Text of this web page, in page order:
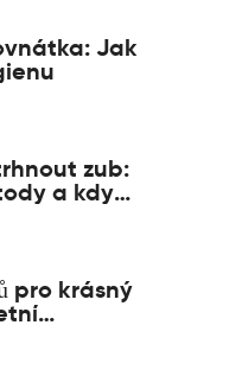
Jak
zub:
a kdy
pro krásný